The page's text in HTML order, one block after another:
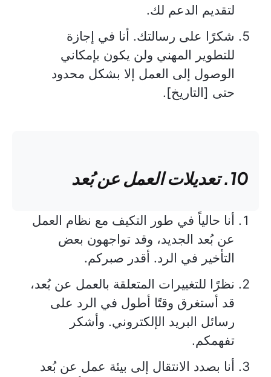
لتقديم الدعم لك.
شكرًا على رسالتك. أنا في إجازة
للتطوير المهني ولن يكون بإمكاني
الوصول إلى العمل إلا بشكل محدود
حتى [التاريخ].
10. تعديلات العمل عن بُعد
أنا حالياً في طور التكيف مع نظام العمل
عن بُعد الجديد، وقد تواجهون بعض
التأخير في الرد. أقدر صبركم.
نظرًا للتغييرات المتعلقة بالعمل عن بُعد،
قد أستغرق وقتًا أطول في الرد على
رسائل البريد الإلكتروني. وأشكر
تفهمكم.
أنا بصدد الانتقال إلى بيئة عمل عن بُعد